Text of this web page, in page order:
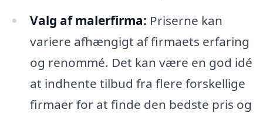
Valg af malerfirma: Priserne kan
variere afhængigt af firmaets erfaring
og renommé. Det kan være en god idé
at indhente tilbud fra flere forskellige
firmaer for at finde den bedste pris og